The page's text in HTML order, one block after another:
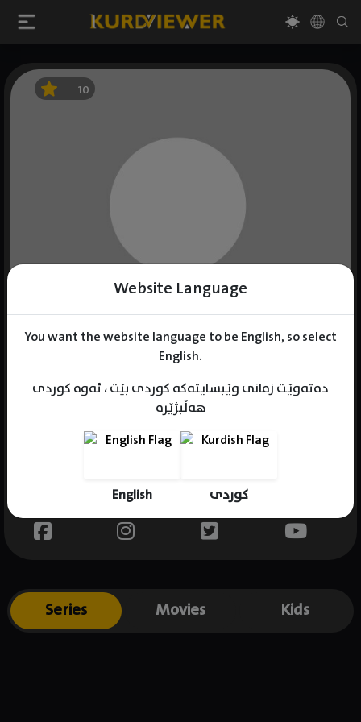
Website Language
You want the website language to be English, so select
English.
دەتەوێت زمانی وێبسایتەکە کوردی بێت ، ئەوە کوردی
هەڵبژێرە
English کوردی
10
Gender : female
Series Movies Kids